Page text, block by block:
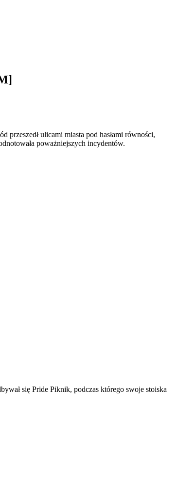
ulicami miasta pod hasłami równości,
poważniejszych incydentów.
się Pride Piknik, podczas którego swoje stoiska